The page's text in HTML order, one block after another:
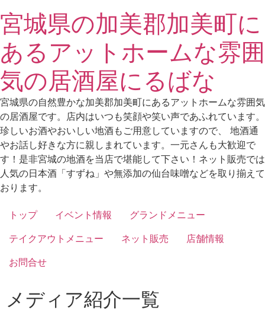
to
content
宮城県の加美郡加美町に
あるアットホームな雰囲
気の居酒屋にるばな
宮城県の自然豊かな加美郡加美町にあるアットホームな雰囲気
の居酒屋です。店内はいつも笑顔や笑い声であふれています。
珍しいお酒やおいしい地酒もご用意していますので、 地酒通
やお話し好きな方に親しまれています。一元さんも大歓迎で
す！是非宮城の地酒を当店で堪能して下さい！ネット販売では
人気の日本酒「すずね」や無添加の仙台味噌などを取り揃えて
おります。
トップ イベント情報
グランドメニュー
テイクアウトメニュー
ネット販売
店舗情報
お問合せ
メディア紹介一覧